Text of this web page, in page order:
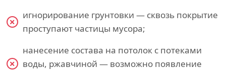
игнорирование грунтовки — сквозь покрытие
проступают частицы мусора;
нанесение состава на потолок с потеками
воды, ржавчиной — возможно появление